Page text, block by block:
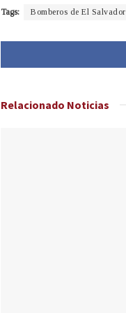
Tags: Bomberos de El Salvador
Relacionado Noticias